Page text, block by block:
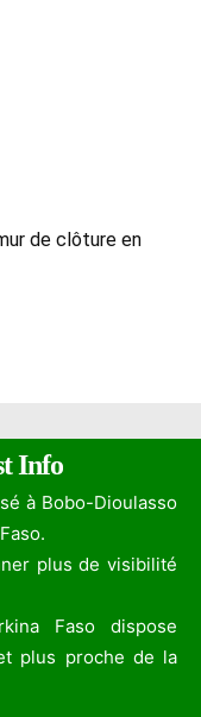
de clôture en
Info
à Bobo-Dioulasso
plus de visibilité
Faso dispose
plus proche de la